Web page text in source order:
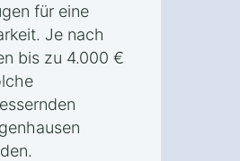
für eine
Je nach
bis zu 4.000 €